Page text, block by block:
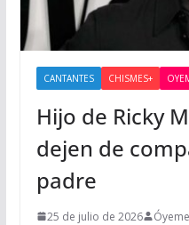
CANTANTES CHISMES+
Hijo de Ricky
dejen de
padre
25 de julio de 2026